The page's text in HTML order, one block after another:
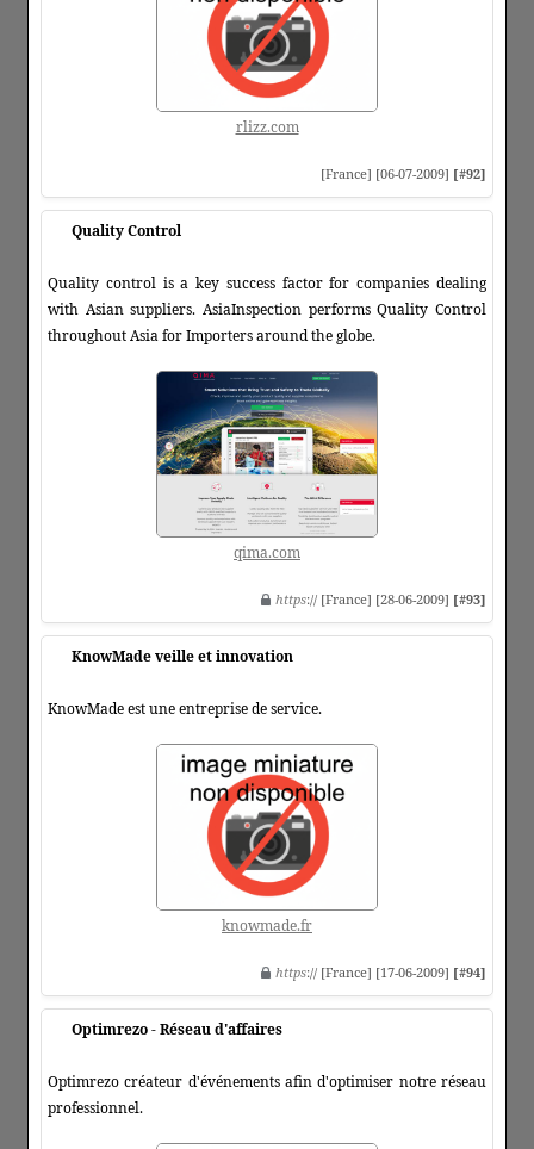
rlizz.com
[France] [06-07-2009] [#92]
Quality Control
Quality control is a key success factor for companies dealing
with Asian suppliers. AsiaInspection performs Quality Control
throughout Asia for Importers around the globe.
qima.com
https:// [France] [28-06-2009] [#93]
KnowMade veille et innovation
KnowMade est une entreprise de service.
knowmade.fr
https:// [France] [17-06-2009] [#94]
Optimrezo - Réseau d'affaires
Optimrezo créateur d'événements afin d'optimiser notre réseau
professionnel.